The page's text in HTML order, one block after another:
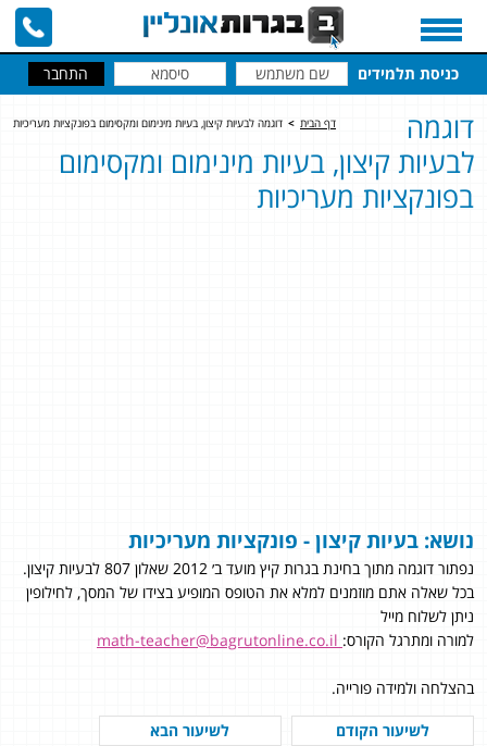
כניסת תלמידים
דף הבית > דוגמה לבעיות קיצון, בעיות מינימום ומקסימום בפונקציות מעריכיות
דוגמה
לבעיות קיצון, בעיות מינימום ומקסימום
בפונקציות מעריכיות
נושא: בעיות קיצון - פונקציות מעריכיות
נפתור דוגמה מתוך בחינת בגרות קיץ מועד ב׳ 2012 שאלון 807 לבעיות קיצון.
בכל שאלה אתם מוזמנים למלא את הטופס המופיע בצידו של המסך, לחילופין
ניתן לשלוח מייל
למורה ומתרגל הקורס:
בהצלחה ולמידה פורייה.
לשיעור הקודם
לשיעור הבא